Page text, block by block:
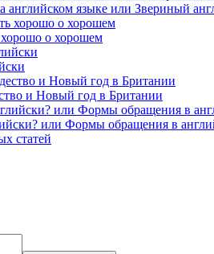
английском языке или Звериный
хорошо о хорошем
и Новый год в Британии
или Формы обращения в
статей